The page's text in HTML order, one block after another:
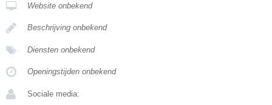
Website onbekend
Beschrijving onbekend
Diensten onbekend
Openingstijden onbekend
Sociale media: